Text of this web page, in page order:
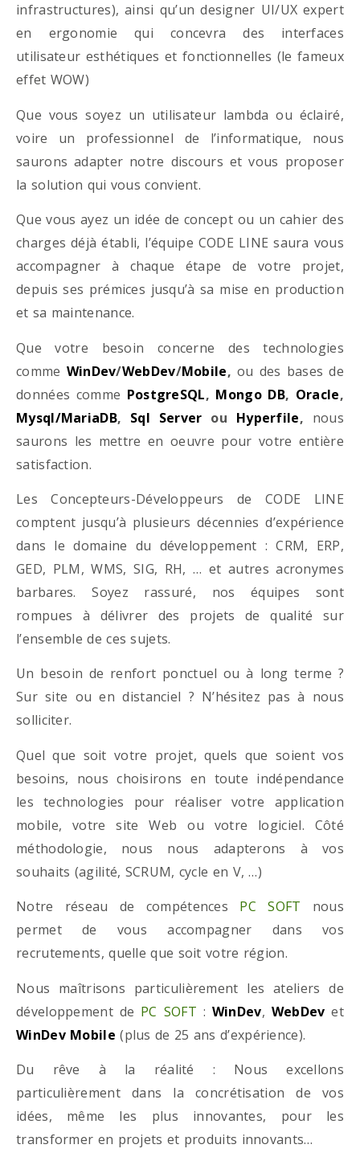
infrastructures), ainsi qu’un designer UI/UX expert
en ergonomie qui concevra des interfaces
utilisateur esthétiques et fonctionnelles (le fameux
effet WOW)
Que vous soyez un utilisateur lambda ou éclairé,
voire un professionnel de l’informatique, nous
saurons adapter notre discours et vous proposer
la solution qui vous convient.
Que vous ayez un idée de concept ou un cahier des
charges déjà établi, l’équipe CODE LINE saura vous
accompagner à chaque étape de votre projet,
depuis ses prémices jusqu’à sa mise en production
et sa maintenance.
Que votre besoin concerne des technologies
comme WinDev/WebDev/Mobile, ou des bases de
données comme PostgreSQL, Mongo DB, Oracle,
Mysql/MariaDB, Sql Server ou Hyperfile, nous
saurons les mettre en oeuvre pour votre entière
satisfaction.
Les Concepteurs-Développeurs de CODE LINE
comptent jusqu’à plusieurs décennies d’expérience
dans le domaine du développement : CRM, ERP,
GED, PLM, WMS, SIG, RH, … et autres acronymes
barbares. Soyez rassuré, nos équipes sont
rompues à délivrer des projets de qualité sur
l’ensemble de ces sujets.
Un besoin de renfort ponctuel ou à long terme ?
Sur site ou en distanciel ? N’hésitez pas à nous
solliciter.
Quel que soit votre projet, quels que soient vos
besoins, nous choisirons en toute indépendance
les technologies pour réaliser votre application
mobile, votre site Web ou votre logiciel. Côté
méthodologie, nous nous adapterons à vos
souhaits (agilité, SCRUM, cycle en V, …)
Notre réseau de compétences PC SOFT nous
permet de vous accompagner dans vos
recrutements, quelle que soit votre région.
Nous maîtrisons particulièrement les ateliers de
développement de PC SOFT : WinDev, WebDev et
WinDev Mobile (plus de 25 ans d’expérience).
Du rêve à la réalité : Nous excellons
particulièrement dans la concrétisation de vos
idées, même les plus innovantes, pour les
transformer en projets et produits innovants…